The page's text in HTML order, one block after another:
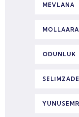
MEVLANA
ODUNLUK
SELIMZADE